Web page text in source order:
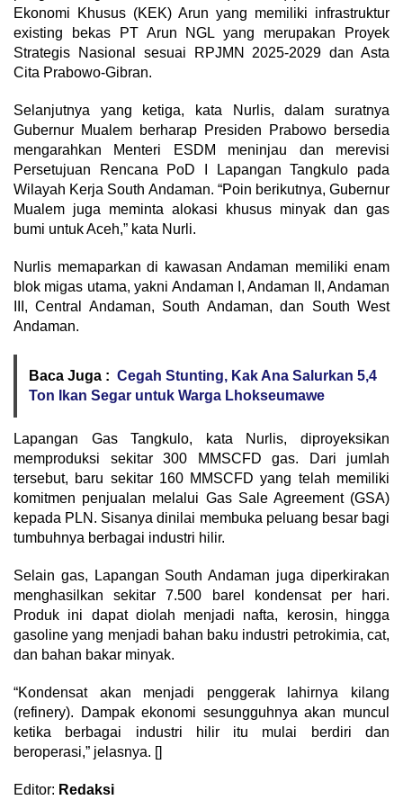
Ekonomi Khusus (KEK) Arun yang memiliki infrastruktur
existing bekas PT Arun NGL yang merupakan Proyek
Strategis Nasional sesuai RPJMN 2025-2029 dan Asta
Cita Prabowo-Gibran.
Selanjutnya yang ketiga, kata Nurlis, dalam suratnya
Gubernur Mualem berharap Presiden Prabowo bersedia
mengarahkan Menteri ESDM meninjau dan merevisi
Persetujuan Rencana PoD I Lapangan Tangkulo pada
Wilayah Kerja South Andaman. “Poin berikutnya, Gubernur
Mualem juga meminta alokasi khusus minyak dan gas
bumi untuk Aceh,” kata Nurli.
Nurlis memaparkan di kawasan Andaman memiliki enam
blok migas utama, yakni Andaman I, Andaman II, Andaman
III, Central Andaman, South Andaman, dan South West
Andaman.
Baca Juga : Cegah Stunting, Kak Ana Salurkan 5,4
Ton Ikan Segar untuk Warga Lhokseumawe
Lapangan Gas Tangkulo, kata Nurlis, diproyeksikan
memproduksi sekitar 300 MMSCFD gas. Dari jumlah
tersebut, baru sekitar 160 MMSCFD yang telah memiliki
komitmen penjualan melalui Gas Sale Agreement (GSA)
kepada PLN. Sisanya dinilai membuka peluang besar bagi
tumbuhnya berbagai industri hilir.
Selain gas, Lapangan South Andaman juga diperkirakan
menghasilkan sekitar 7.500 barel kondensat per hari.
Produk ini dapat diolah menjadi nafta, kerosin, hingga
gasoline yang menjadi bahan baku industri petrokimia, cat,
dan bahan bakar minyak.
“Kondensat akan menjadi penggerak lahirnya kilang
(refinery). Dampak ekonomi sesungguhnya akan muncul
ketika berbagai industri hilir itu mulai berdiri dan
beroperasi,” jelasnya. []
Editor: Redaksi